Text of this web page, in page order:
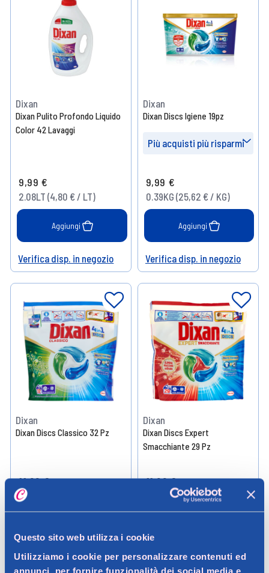
Questo sito web utilizza i cookie
Utilizziamo i cookie per personalizzare contenuti ed
annunci, per fornire funzionalità dei social media e
Dixan
Dixan Pulito Profondo Liquido
Color 42 Lavaggi
9,99 €
2.08LT (4,80 € / LT)
Aggiungi
Help
Verifica disp. in negozio
Dixan
Dixan Discs Igiene 19pz
Più acquisti più risparmi
9,99 €
0.39KG (25,62 € / KG)
Aggiungi
Help
Verifica disp. in negozio
Dixan
Dixan Discs Classico 32 Pz
11,99 €
0.578KG (20,74 € / KG)
Help
Verifica disp. in negozio
Dixan
Dixan Discs Expert
Smacchiante 29 Pz
11,99 €
0.541KG (22,16 € / KG)
Help
Verifica disp. in negozio